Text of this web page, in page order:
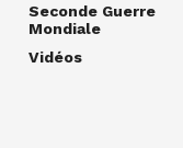
Seconde Guerre
Mondiale
Vidéos